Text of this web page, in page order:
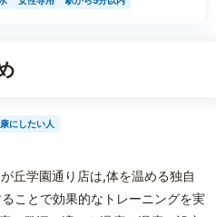
にしたい人
丘学園通り店は,体を温める独自
ことで効果的なトレーニングを実